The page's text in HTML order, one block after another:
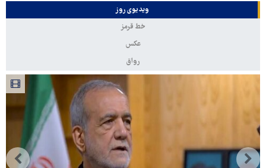
ویدیوی روز
خط قرمز
عکس
رواق